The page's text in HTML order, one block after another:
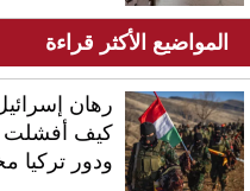
المواضيع الأكثر قراءة
رهان
كيف أفشلت
ودور تركيا